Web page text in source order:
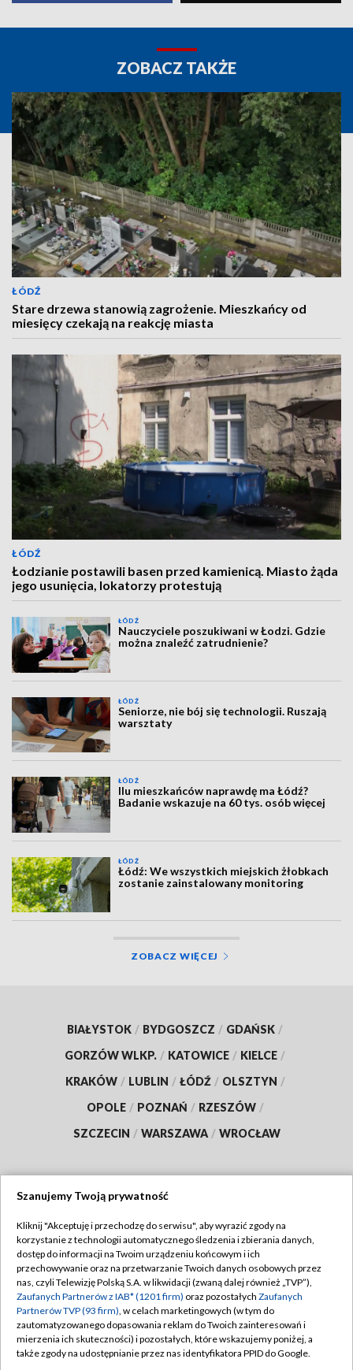
ZOBACZ TAKŻE
ŁÓDŹ
Stare drzewa stanowią zagrożenie. Mieszkańcy od
miesięcy czekają na reakcję miasta
ŁÓDŹ
Łodzianie postawili basen przed kamienicą. Miasto żąda
jego usunięcia, lokatorzy protestują
ŁÓDŹ
Nauczyciele poszukiwani w Łodzi. Gdzie
można znaleźć zatrudnienie?
ŁÓDŹ
Seniorze, nie bój się technologii. Ruszają
warsztaty
ŁÓDŹ
Ilu mieszkańców naprawdę ma Łódź?
Badanie wskazuje na 60 tys. osób więcej
ŁÓDŹ
Łódź: We wszystkich miejskich żłobkach
zostanie zainstalowany monitoring
ZOBACZ WIĘCEJ
BIAŁYSTOK / BYDGOSZCZ / GDAŃSK /
GORZÓW WLKP. / KATOWICE / KIELCE /
KRAKÓW / LUBLIN / ŁÓDŹ / OLSZTYN /
OPOLE / POZNAŃ / RZESZÓW /
SZCZECIN / WARSZAWA / WROCŁAW
TVP
Abonament TVP
Emisja w TVP
Centrum informacji TVP
Naziemna Telewizja Cyfrowa
Regulamin TVP
Polityka prywatności
Moje zgody
Pomoc
Szanujemy Twoją prywatność
Kliknij "Akceptuję i przechodzę do serwisu", aby wyrazić zgody na
korzystanie z technologii automatycznego śledzenia i zbierania danych,
dostęp do informacji na Twoim urządzeniu końcowym i ich
przechowywanie oraz na przetwarzanie Twoich danych osobowych przez
nas, czyli Telewizję Polską S.A. w likwidacji (zwaną dalej również „TVP”),
Zaufanych Partnerów z IAB* (1201 firm) oraz pozostałych Zaufanych
Partnerów TVP (93 firm), w celach marketingowych (w tym do
zautomatyzowanego dopasowania reklam do Twoich zainteresowań i
mierzenia ich skuteczności) i pozostałych, które wskazujemy poniżej, a
także zgody na udostępnianie przez nas identyfikatora PPID do Google.